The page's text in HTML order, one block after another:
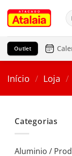
para
conteúdo
por:
Outlet
Início / Loja /
Categorias
Aluminio /